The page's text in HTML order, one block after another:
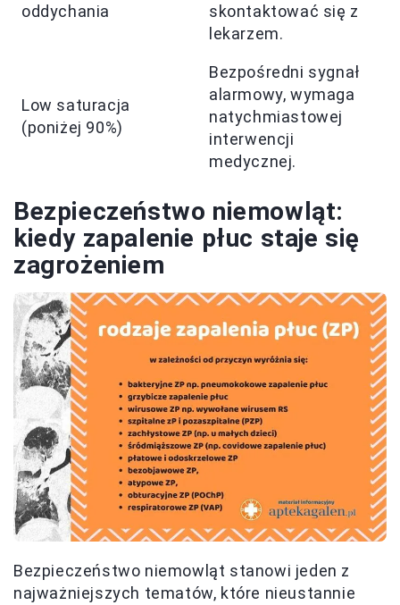
oddychania
skontaktować się z
lekarzem.
Low saturacja
(poniżej 90%)
Bezpośredni sygnał
alarmowy, wymaga
natychmiastowej
interwencji
medycznej.
Bezpieczeństwo niemowląt:
kiedy zapalenie płuc staje się
zagrożeniem
Bezpieczeństwo niemowląt stanowi jeden z
najważniejszych tematów, które nieustannie